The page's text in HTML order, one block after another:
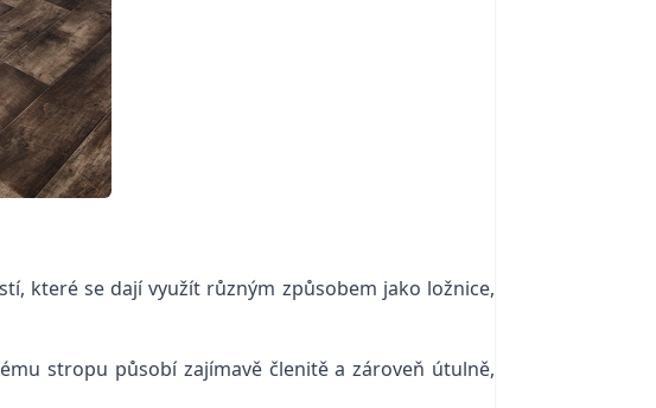
které se dají využít různým způsobem jako ložnice,
stropu působí zajímavě členitě a zároveň útulně,